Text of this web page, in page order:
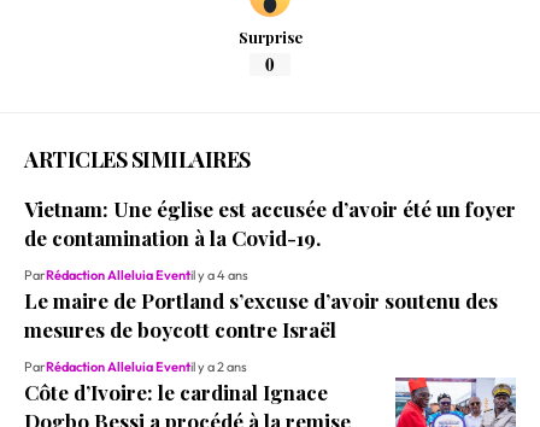
Surprise
0
ARTICLES SIMILAIRES
Vietnam: Une église est accusée d’avoir été un foyer
de contamination à la Covid-19.
ParRédaction Alleluia Eventil y a 4 ans
Le maire de Portland s’excuse d’avoir soutenu des
mesures de boycott contre Israël
ParRédaction Alleluia Eventil y a 2 ans
Côte d’Ivoire: le cardinal Ignace
Dogbo Bessi a procédé à la remise